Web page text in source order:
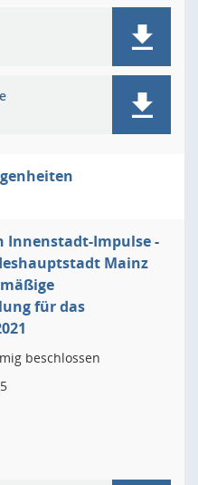
Innenstadt-Impulse -
Mainz
für das
beschlossen